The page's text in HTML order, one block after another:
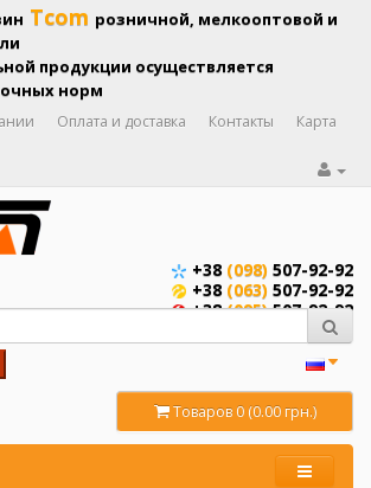
Tcom розничной, мелкооптовой и
продукции осуществляется
норм
Оплата и доставка Контакты
Карта
+38 (098) 507-92-92
+38 (063) 507-92-92
+38(095)507-92-92
Товаров 0 (0.00 грн.)